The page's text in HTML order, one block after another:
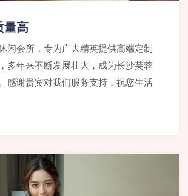
量高
闲会所，专为广大精英提供高端定制
多年来不断发展壮大，成为长沙芙蓉
感谢贵宾对我们服务支持，祝您生活